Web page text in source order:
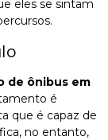
eles se sintam
de ônibus em
é
que é capaz de
no entanto,